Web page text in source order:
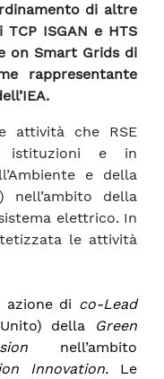
di altre
ISGAN e HTS
on Smart Grids di
rappresentante
attività che RSE
istituzioni e in
e della
nell’ambito della
elettrico. In
le attività
azione di co-Lead
della
Green
nell’ambito
Innovation. Le